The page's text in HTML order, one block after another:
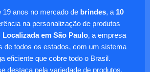
19 anos no mercado de brindes, a 10
na personalização de produtos
Localizada em São Paulo, a empresa
de todos os estados, com um sistema
eficiente que cobre todo o Brasil.
destaca pela variedade de produtos,